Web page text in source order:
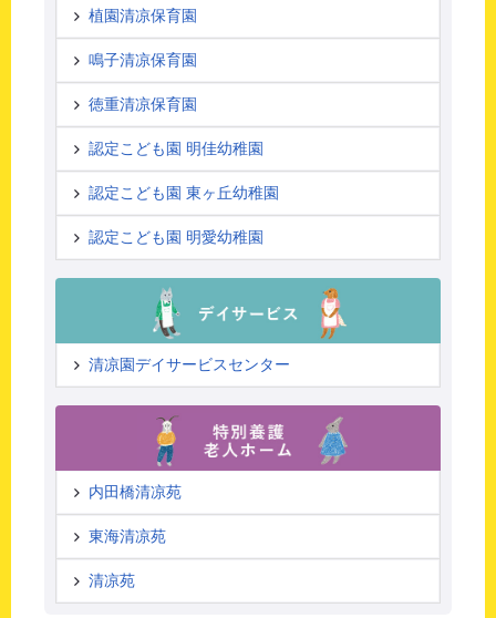
植園清凉保育園
鳴子清凉保育園
徳重清凉保育園
認定こども園 明佳幼稚園
認定こども園 東ヶ丘幼稚園
認定こども園 明愛幼稚園
清凉園デイサービスセンター
内田橋清凉苑
東海清凉苑
清凉苑